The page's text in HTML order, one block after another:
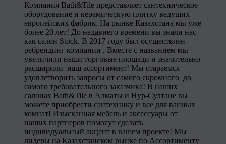
Компания Bath&Tile представляет сантехническое
оборудование и керамическую плитку ведущих
европейских фабрик. На рынке Казахстана мы уже
более 20 лет! До недавнего времени вы знали нас
как салон Stock. В 2017 году был осуществлен
ребрендинг компании . Вместе с названием мы
увеличили наши торговые площади и значительно
расширили наш ассортимент! Мы стараемся
удовлетворить запросы от самого скромного до
самого требовательного заказчика! В наших
салонах Bath&Tile в Алматы и Нур-Султане вы
можете приобрести сантехнику и все для ванных
комнат! Изысканная мебель и аксессуары от
наших партнеров помогут сделать
индивидуальный акцент в вашем проекте! Мы
лидеры на Казахстанском рынке по Ассортименту